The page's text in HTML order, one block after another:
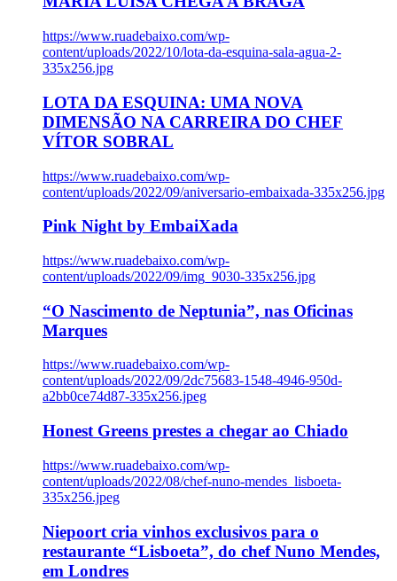
https://www.ruadebaixo.com/wp-
content/uploads/2022/10/lota-da-esquina-sala-agua-2-
335x256.jpg
LOTA DA ESQUINA: UMA NOVA
DIMENSÃO NA CARREIRA DO CHEF
VÍTOR SOBRAL
https://www.ruadebaixo.com/wp-
content/uploads/2022/09/aniversario-embaixada-335x256.jpg
Pink Night by EmbaiXada
https://www.ruadebaixo.com/wp-
content/uploads/2022/09/img_9030-335x256.jpg
“O Nascimento de Neptunia”, nas Oficinas
Marques
https://www.ruadebaixo.com/wp-
content/uploads/2022/09/2dc75683-1548-4946-950d-
a2bb0ce74d87-335x256.jpeg
Honest Greens prestes a chegar ao Chiado
https://www.ruadebaixo.com/wp-
content/uploads/2022/08/chef-nuno-mendes_lisboeta-
335x256.jpeg
Niepoort cria vinhos exclusivos para o
restaurante “Lisboeta”, do chef Nuno Mendes,
em Londres